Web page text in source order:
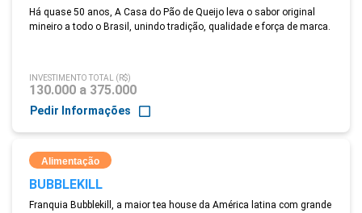
Há quase 50 anos, A Casa do Pão de Queijo leva o sabor original
mineiro a todo o Brasil, unindo tradição, qualidade e força de marca.
INVESTIMENTO TOTAL (R$)
130.000 a 375.000
Pedir Informações
Alimentação
BUBBLEKILL
Franquia Bubblekill, a maior tea house da América latina com grande